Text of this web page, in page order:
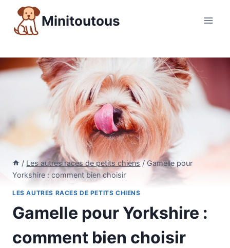
contenu
Minitoutous
/ Les autres races de petits chiens / Gamelle pour
Yorkshire : comment bien choisir
LES AUTRES RACES DE PETITS CHIENS
Gamelle pour Yorkshire :
comment bien choisir